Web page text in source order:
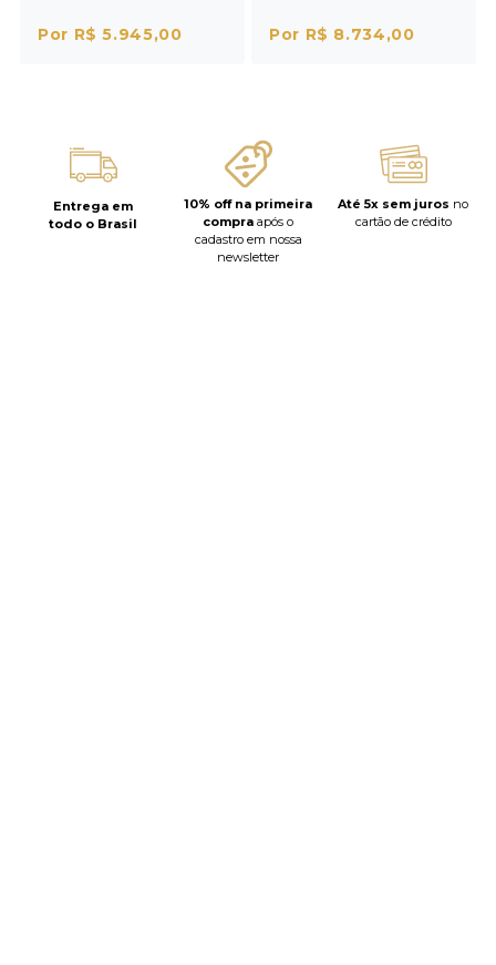
Por R$ 5.945,00 Por R$ 8.734,00
Entrega em
todo o Brasil
10% off na primeira
compra após o
cadastro em nossa
newsletter
Até 5x sem juros no
cartão de crédito